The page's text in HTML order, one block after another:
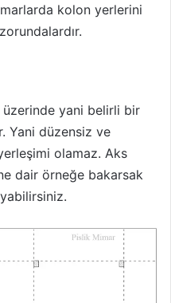
kolon yerlerini
yani belirli bir
Yani düzensiz ve
olamaz. Aks
dair örneğe bakarsak